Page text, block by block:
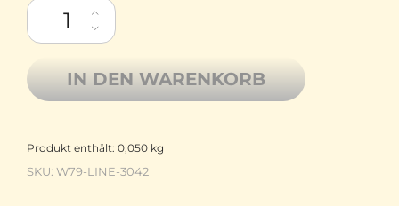
Sandnes Garn Baumwolle Viskose Leinen Line 3042
IN DEN WARENKORB
Produkt enthält: 0,050 kg
SKU: W79-LINE-3042